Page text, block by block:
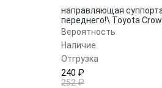
направляющая
переднего!\ Toyota
Вероятность
Наличие
Отгрузка
240 ₽
252 ₽